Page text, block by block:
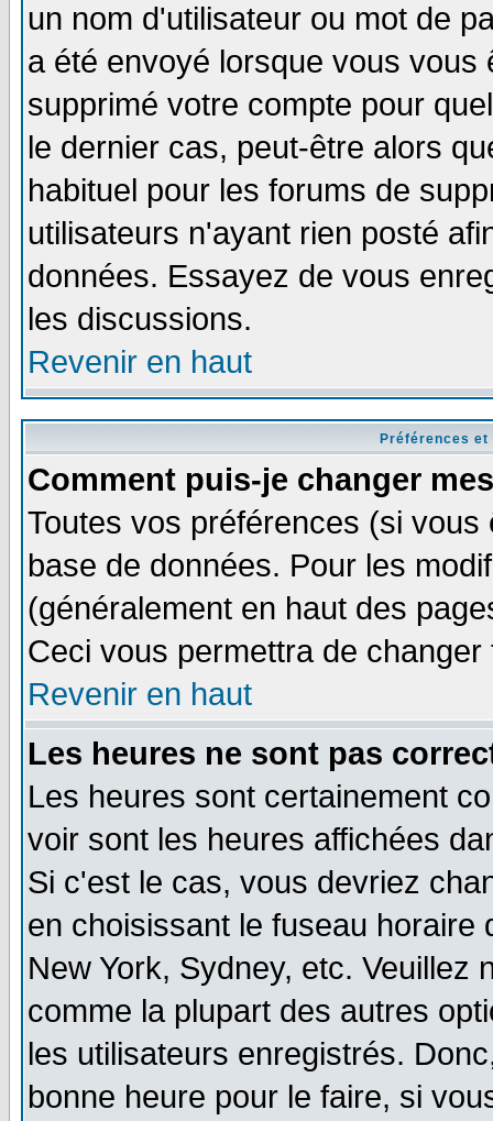
un nom d'utilisateur ou mot de
a été envoyé lorsque vous
supprimé votre compte pour
le dernier cas, peut-être alors
habituel pour les forums de
utilisateurs n'ayant rien posté
données. Essayez de vous
les discussions.
Revenir en haut
Préférences
Comment puis-je changer
Toutes vos préférences (si
base de données. Pour les
(généralement en haut des
Ceci vous permettra de
Revenir en haut
Les heures ne sont pas
Les heures sont certainement
voir sont les heures affichées
Si c'est le cas, vous devriez
en choisissant le fuseau
New York, Sydney, etc. Veuillez
comme la plupart des autres
les utilisateurs enregistrés.
bonne heure pour le faire, si